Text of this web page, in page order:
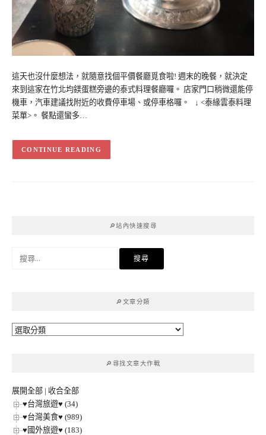
這天也沒什麼想法，就隨意找個平價餐廳覓食啦! 週末的晚餐，就決定
來到這家在竹北均鎂蛋糕旁邊的泰式料理餐廳囉。 店家門口稍微還能停
機車，汽車建議找附近的收費停車場、或停車格囉。 ↓ <泰緣雲泰料理
菜單>。 餐點還蠻多…
CONTINUE READING
🔎站內快速搜尋
🔎文章分類
🔎
🔎尋找文章大作戰
展開全部 | 收合全部
♥台灣旅遊♥ (34)
♥台灣美食♥ (989)
♥國外旅遊♥ (183)